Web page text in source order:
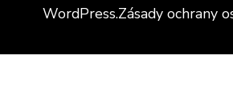
WordPress.Zásady ochrany